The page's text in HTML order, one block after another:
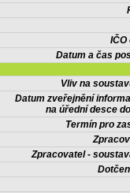
IČO
Datum a čas
Vliv na
Datum zveřejnění
na úřední desce
Termín pro
Zpracovatel -